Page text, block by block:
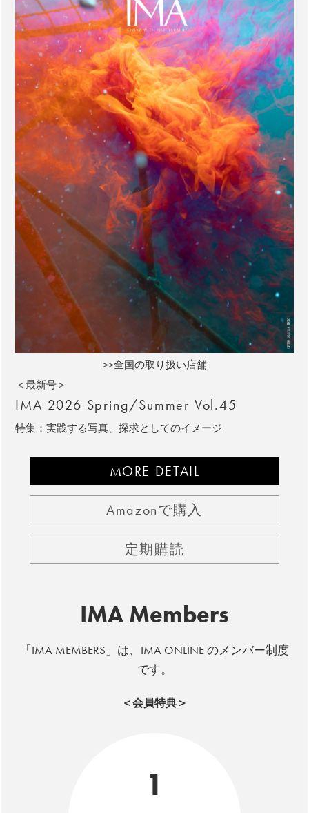
>>全国の取り扱い店舗
＜最新号＞
IMA 2026 Spring/Summer Vol.45
特集：実践する写真、探求としてのイメージ
MORE DETAIL
Amazonで購入
定期購読
IMA Members
「IMA MEMBERS」は、IMA ONLINE のメンバー制度
です。
＜会員特典＞
1